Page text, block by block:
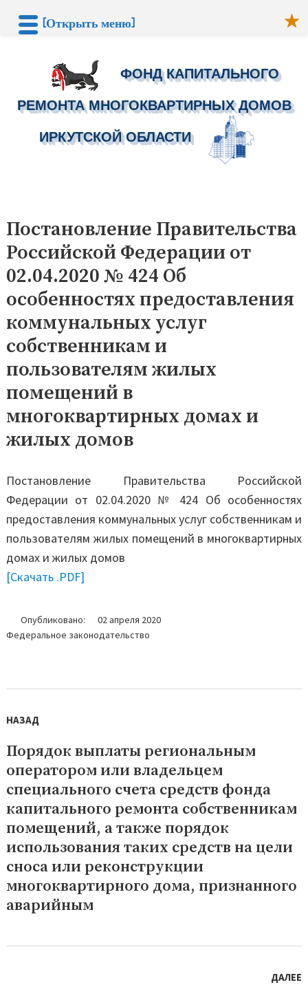
ФОНД КАПИТАЛЬНОГО
РЕМОНТА МНОГОКВАРТИРНЫХ ДОМОВ
ИРКУТСКОЙ ОБЛАСТИ
содержимому
Постановление Правительства
Российской Федерации от
02.04.2020 № 424 Об
особенностях предоставления
коммунальных услуг
собственникам и
пользователям жилых
помещений в
многоквартирных домах и
жилых домов
Опубликовано:
02 апреля 2020
Федеральное законодательство
Постановление Правительства Российской
Федерации от 02.04.2020 № 424 Об особенностях
предоставления коммунальных услуг собственникам и
пользователям жилых помещений в многоквартирных
домах и жилых домов
[Скачать .PDF]
по
записям
НАЗАД
Предыдущая
запись:
Порядок выплаты региональным
оператором или владельцем
специального счета средств фонда
капитального ремонта собственникам
помещений, а также порядок
использования таких средств на цели
сноса или реконструкции
многоквартирного дома, признанного
аварийным
ДАЛЕЕ
[Открыть меню]